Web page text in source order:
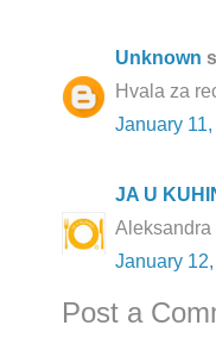
Unknown
Hvala za
January
JA U
Aleksandra
January
Post a